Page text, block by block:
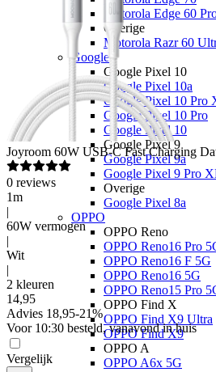
Motorola Edge 60
Overige
Motorola Razr 60
Google
Google Pixel 10
Google Pixel 10a
Google Pixel 10 Pro
Google Pixel 10 Pro
Google Pixel 10
Google Pixel 9
Google Pixel 9a
Google Pixel 9 Pro
Overige
Google Pixel 8a
OPPO
OPPO Reno
OPPO Reno16 Pro
OPPO Reno16 F 5G
OPPO Reno16 5G
OPPO Reno15 Pro
OPPO Find X
OPPO Find X9 Ultra
OPPO Find X9
OPPO A
OPPO A6x 5G
Joyroom 60W USB-C Fast Charging
0 reviews
1m
|
60W vermogen
|
Wit
|
2 kleuren
14,95
Advies 18,95-21%
Voor 10:30 besteld, vanavond in huis
Vergelijk